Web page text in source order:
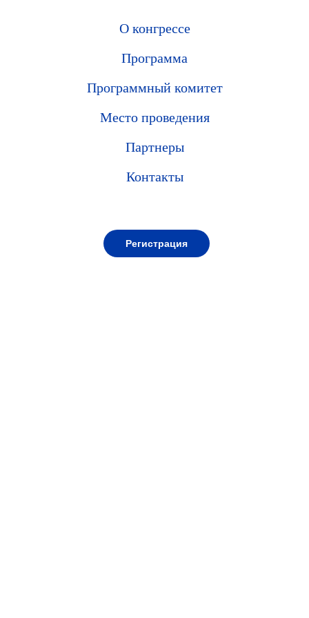
О конгрессе
Программа
Программный комитет
Место проведения
Партнеры
Контакты
Регистрация